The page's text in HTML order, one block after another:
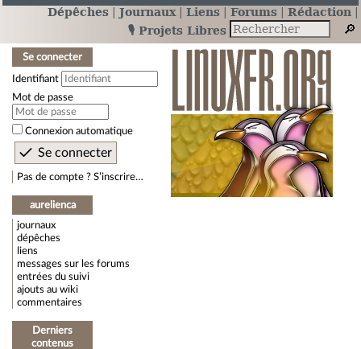
Dépêches Journaux Liens Forums
Rédaction
🎙️ Projets Libres
Se connecter
Identifiant
Mot de passe
Connexion automatique
Pas de compte ? S’inscrire…
aurelienca
journaux
dépêches
liens
messages sur les forums
entrées du suivi
ajouts au wiki
commentaires
Derniers
contenus